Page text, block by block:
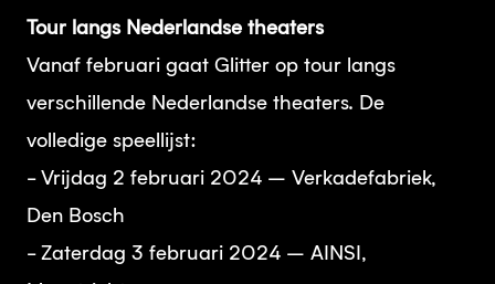
Tour langs Nederlandse theaters
Vanaf februari gaat Glitter op tour langs
verschillende Nederlandse theaters. De
volledige speellijst:
- Vrijdag 2 februari 2024 – Verkadefabriek,
Den Bosch
- Zaterdag 3 februari 2024 – AINSI,